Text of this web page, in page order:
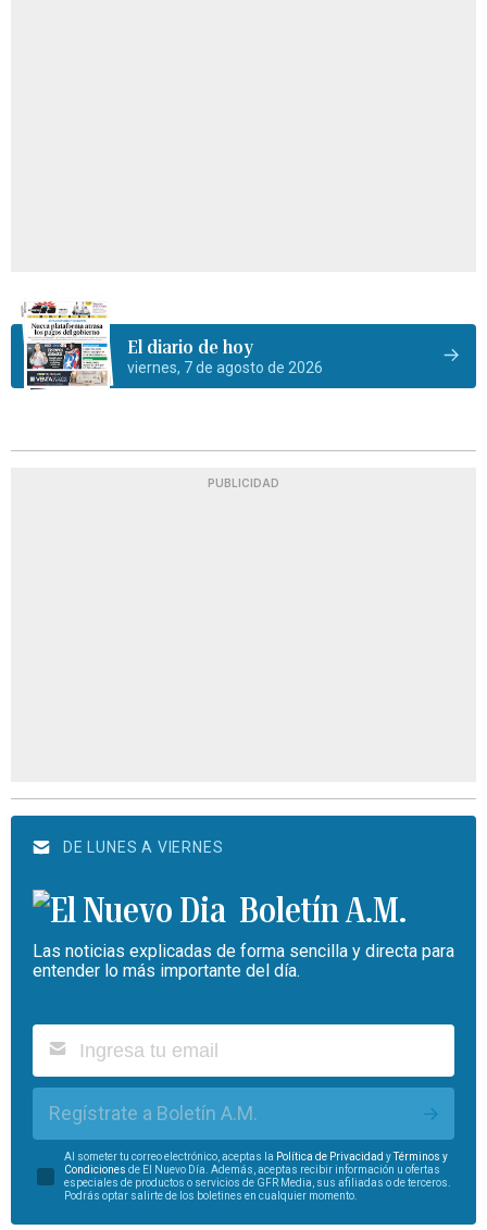
El diario de hoy
viernes, 7 de agosto de 2026
PUBLICIDAD
DE LUNES A VIERNES
Boletín A.M.
Las noticias explicadas de forma sencilla y directa para
entender lo más importante del día.
Regístrate a Boletín A.M.
Al someter tu correo electrónico, aceptas la Política de Privacidad yTérminos y
Condiciones de El Nuevo Día. Además, aceptas recibir información u ofertas
especiales de productos o servicios de GFR Media, sus afiliadas o de terceros.
Podrás optar salirte de los boletines en cualquier momento.